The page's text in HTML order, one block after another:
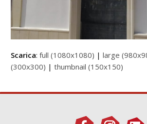
Scarica:full (1080x1080) |large
(300x300) |thumbnail (150x150)